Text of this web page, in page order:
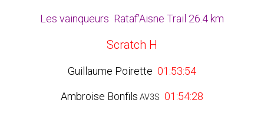
Les vainqueurs Rataf'Aisne Trail 26.4 km
Scratch H
Guillaume Poirette 01:53:54
Ambroise Bonfils AV3S 01:54:28